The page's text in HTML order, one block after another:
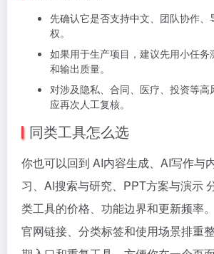
先确认它是否支持中文、团队协作
权。
如果用于生产项目，建议先用小任务
和输出质量。
对涉及隐私、合同、医疗、投资等
应再次人工复核。
同类工具怎么选
你也可以回到 AI内容生成、AI写作与
习、AI搜索与研究、PPT方案与演示
类工具的价格、功能边界和更新频率
官网链接、分类标签和使用场景排重